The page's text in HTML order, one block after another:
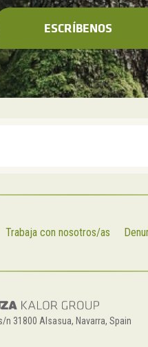
ESCRÍBENOS
Trabaja con nosotros/as
n 31800 Alsasua, Navarra, Spain